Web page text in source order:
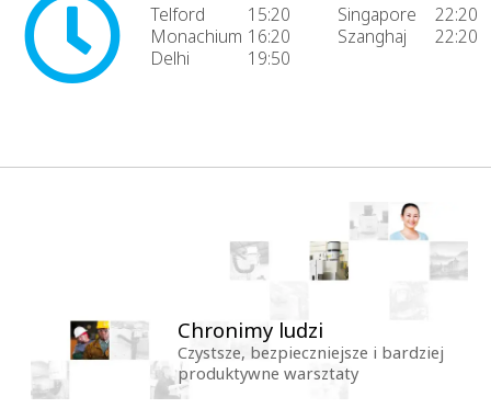
Telford
15:20
Monachium 16:20
Delhi
19:50
Singapore
22:20
Szanghaj
22:20
Chronimy ludzi
Czystsze, bezpieczniejsze i bardziej
produktywne warsztaty